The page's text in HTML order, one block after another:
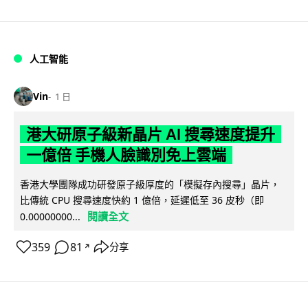
人工智能
Vin 1 日
港大研原子級新晶片 AI 搜尋速度提升
一億倍 手機人臉識別免上雲端
香港大學團隊成功研發原子級厚度的「模擬存內搜尋」晶片，
比傳統 CPU 搜尋速度快約 1 億倍，延遲低至 36 皮秒（即
0.00000000...
閱讀全文
359 81 ↗ 分享